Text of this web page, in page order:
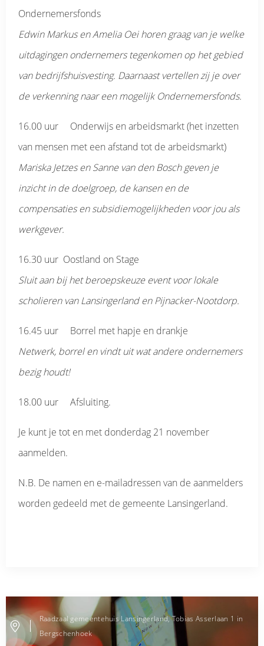
Ondernemersfonds
Edwin Markus en Amelia Oei horen graag van je welke
uitdagingen ondernemers tegenkomen op het gebied
van bedrijfshuisvesting. Daarnaast vertellen zij je over
de verkenning naar een mogelijk Ondernemersfonds.
16.00 uur Onderwijs en arbeidsmarkt (het inzetten
van mensen met een afstand tot de arbeidsmarkt)
Mariska Jetzes en Sanne van den Bosch geven je
inzicht in de doelgroep, de kansen en de
compensaties en subsidiemogelijkheden voor jou als
werkgever.
16.30 uur Oostland on Stage
Sluit aan bij het beroepskeuze event voor lokale
scholieren van Lansingerland en Pijnacker-Nootdorp.
16.45 uur Borrel met hapje en drankje
Netwerk, borrel en vindt uit wat andere ondernemers
bezig houdt!
18.00 uur Afsluiting.
Je kunt je tot en met donderdag 21 november
aanmelden.
N.B. De namen en e-mailadressen van de aanmelders
worden gedeeld met de gemeente Lansingerland.
Raadzaal gemeentehuis Lansingerland, Tobias Asserlaan 1 in
Bergschenhoek